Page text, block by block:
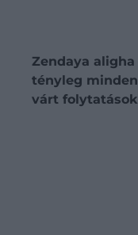
Zendaya
tényleg
várt